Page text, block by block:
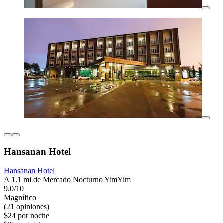
Hansanan Hotel
Hansanan Hotel
A 1.1 mi de Mercado Nocturno YimYim
9.0/10
Magnífico
(21 opiniones)
$24 por noche